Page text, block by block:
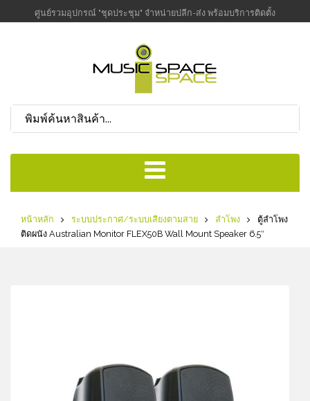
ศูนย์รวมอุปกรณ์ "ชุดประชุม" จำหน่ายปลีก-ส่ง พร้อมบริการติดตั้ง
หน้าหลัก ระบบประกาศ/ระบบเสียงตามสาย ลำโพง
ตู้ลําโพง
ติดผนัง Australian Monitor FLEX50B Wall Mount Speaker 6.5″